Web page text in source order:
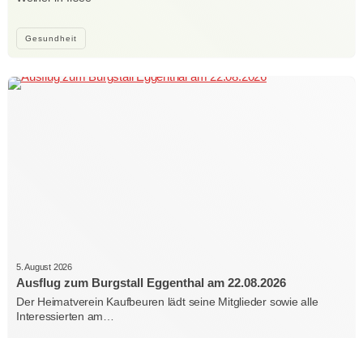
Gesundheit
5. August 2026
Ausflug zum Burgstall Eggenthal am 22.08.2026
Der Heimatverein Kaufbeuren lädt seine Mitglieder sowie alle
Interessierten am…